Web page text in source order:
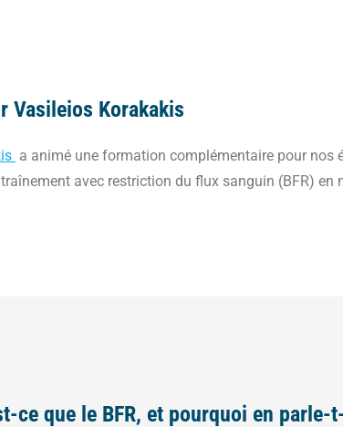
Vasileios Korakakis
a animé une formation complémentaire pour nos
avec restriction du flux sanguin (BFR) en
ce que le BFR, et pourquoi en parle-